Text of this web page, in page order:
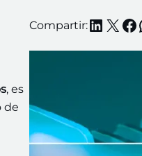
, es
de
Compartir: X